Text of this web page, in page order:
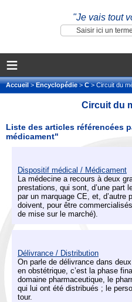
"Je vais tout
≡
Accueil>Encyclopédie>C> Circuit du
Circuit du
Liste des articles référencées
médicament"
Dispositif médical / Médicament
La médecine a recours à deux
prestations, qui sont, d’une part
par un marquage CE, et, d’autre
doivent, pour être
de mise sur le marché).
Délivrance / Distribution
On parle de délivrance dans
en obstétrique, c’est la phase
domaine pharmaceutique, le
qui lui ont été distribués ; le
tour.